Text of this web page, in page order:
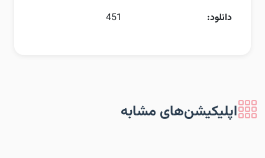
دانلود:
451
اپلیکیشن‌های مشابه